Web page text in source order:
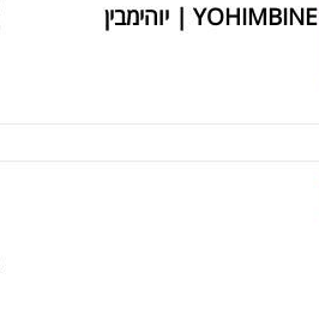
YOHIMBINE | יוהימבין